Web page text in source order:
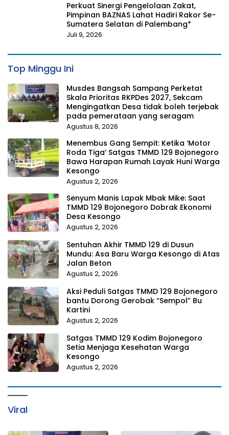
Perkuat Sinergi Pengelolaan Zakat,
Pimpinan BAZNAS Lahat Hadiri Rakor Se-
Sumatera Selatan di Palembang*
Juli 9, 2026
Top Minggu Ini
Musdes Bangsah Sampang Perketat
Skala Prioritas RKPDes 2027, Sekcam
Mengingatkan Desa tidak boleh terjebak
pada pemerataan yang seragam
Agustus 8, 2026
Menembus Gang Sempit: Ketika ‘Motor
Roda Tiga’ Satgas TMMD 129 Bojonegoro
Bawa Harapan Rumah Layak Huni Warga
Kesongo
Agustus 2, 2026
Senyum Manis Lapak Mbak Mike: Saat
TMMD 129 Bojonegoro Dobrak Ekonomi
Desa Kesongo
Agustus 2, 2026
Sentuhan Akhir TMMD 129 di Dusun
Mundu: Asa Baru Warga Kesongo di Atas
Jalan Beton
Agustus 2, 2026
Aksi Peduli Satgas TMMD 129 Bojonegoro
bantu Dorong Gerobak “Sempol” Bu
Kartini
Agustus 2, 2026
Satgas TMMD 129 Kodim Bojonegoro
Setia Menjaga Kesehatan Warga
Kesongo
Agustus 2, 2026
Viral